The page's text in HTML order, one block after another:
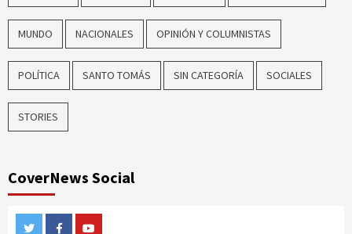
MUNDO NACIONALES OPINIÓN Y COLUMNISTAS
POLÍTICA SANTO TOMÁS SIN CATEGORÍA SOCIALES
STORIES
CoverNews Social
TwitterFacebook